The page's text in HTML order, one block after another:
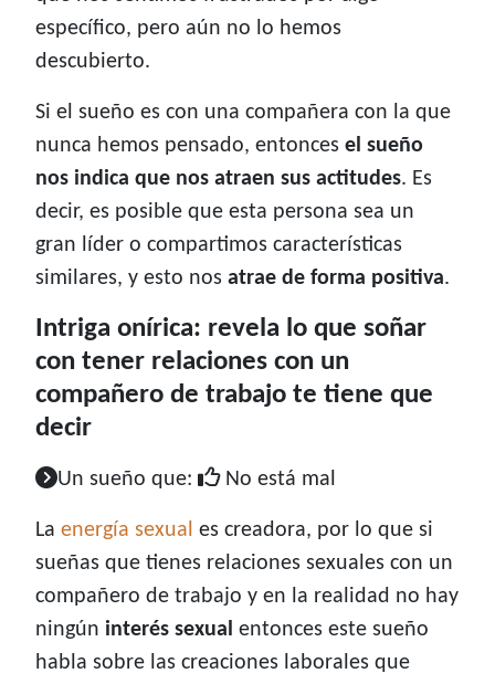
específico, pero aún no lo hemos
descubierto.
Si el sueño es con una compañera con la que
nunca hemos pensado, entonces el sueño
nos indica que nos atraen sus actitudes. Es
decir, es posible que esta persona sea un
gran líder o compartimos características
similares, y esto nos atrae de forma positiva.
Intriga onírica: revela lo que soñar
con tener relaciones con un
compañero de trabajo te tiene que
decir
Un sueño que: No está mal
La energía sexual es creadora, por lo que si
sueñas que tienes relaciones sexuales con un
compañero de trabajo y en la realidad no hay
ningún interés sexual entonces este sueño
habla sobre las creaciones laborales que